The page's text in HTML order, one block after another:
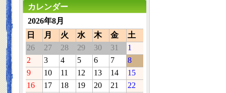
カレンダー
2026年8月
日
月 火 水 木 金
土
26
27 28 29 30 31
1
2
3 4 5 6 7
8
9
10 11 12 13 14
15
16
17 18 19 20 21
22